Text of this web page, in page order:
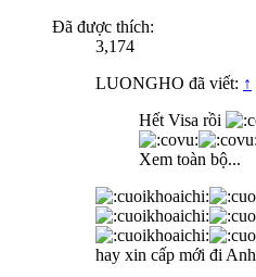
Đã được thích:
3,174
LUONGHO đã viết: ↑
Hết Visa rồi
Xem toàn bộ...
hay xin cấp mới đi Anh